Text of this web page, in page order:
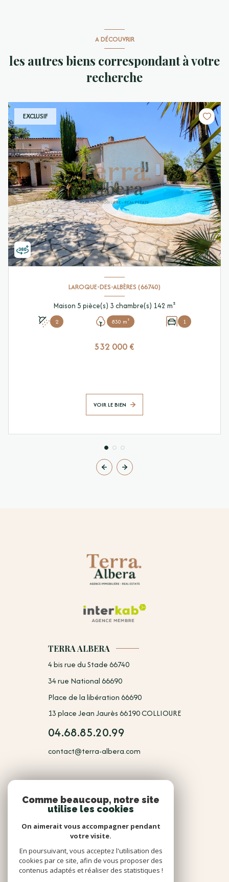
A DÉCOUVRIR
les autres biens correspondant à votre
recherche
EXCLUSIF
LAROQUE-DES-ALBÈRES (66740)
Maison 5 pièce(s) 3 chambre(s) 142 m²
2 830 m² 1
532 000 €
VOIR LE BIEN
TERRA ALBERA
4 bis rue du Stade 66740
34 rue National 66690
Place de la libération 66690
13 place Jean Jaurès 66190 COLLIOURE
04.68.85.20.99
contact@terra-albera.com
Adhérents
Comme beaucoup, notre site
utilise les cookies
On aimerait vous accompagner pendant
votre visite.
En poursuivant, vous acceptez l'utilisation des
cookies par ce site, afin de vous proposer des
contenus adaptés et réaliser des statistiques !